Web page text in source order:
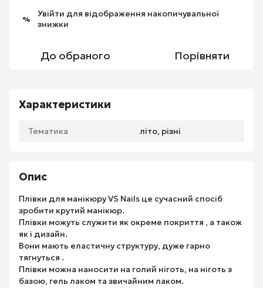
% Увійти для відображення накопичувальної
знижки
До обраного Порівняти
Характеристики
Тематика літо, різні
Опис
Плівки для манікюру VS Nails це сучасний спосіб
зробити крутий манікюр.
Плівки можуть служити як окреме покриття , а також
як і дизайн.
Вони мають еластичну структуру, дуже гарно
тягнуться .
Плівки можна наносити на голий ніготь, на ніготь з
базою, гель лаком та звичайним лаком.